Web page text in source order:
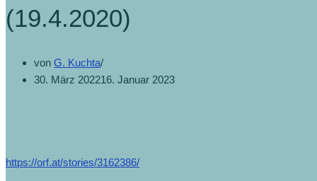
(19.4.2020)
von G. Kuchta
30. März 202216. Januar 2023
https://orf.at/stories/3162386/